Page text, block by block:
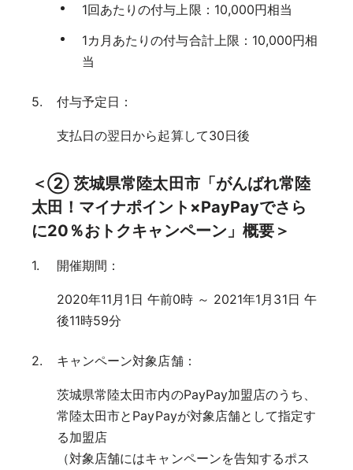
1回あたりの付与上限：10,000円相当
1カ月あたりの付与合計上限：10,000円相
当
付与予定日：
支払日の翌日から起算して30日後
＜② 茨城県常陸太田市「がんばれ常陸
太田！マイナポイント×PayPayでさら
に20％おトクキャンペーン」概要＞
開催期間：
2020年11月1日 午前0時 ～ 2021年1月31日 午
後11時59分
キャンペーン対象店舗：
茨城県常陸太田市内のPayPay加盟店のうち、
常陸太田市とPayPayが対象店舗として指定す
る加盟店
（対象店舗にはキャンペーンを告知するポス